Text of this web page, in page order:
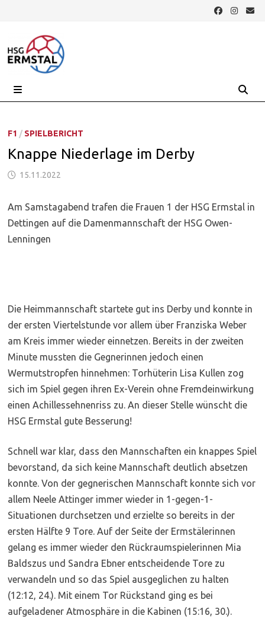
F1 / SPIELBERICHT
Knappe Niederlage im Derby
15.11.2022
Am Samstagabend trafen die Frauen 1 der HSG Ermstal in
Dettingen auf die Damenmannschaft der HSG Owen-
Lenningen
Die Heimmannschaft startete gut ins Derby und konnte in
der ersten Viertelstunde vor allem über Franziska Weber
am Kreis immer wieder einnetzen. Bereits in der zweiten
Minute mussten die Gegnerinnen jedoch einen
Wermutstropfen hinnehmen: Torhüterin Lisa Kullen zog
sich im Spiel gegen ihren Ex-Verein ohne Fremdeinwirkung
einen Achillessehnenriss zu. An dieser Stelle wünscht die
HSG Ermstal gute Besserung!
Schnell war klar, dass den Mannschaften ein knappes Spiel
bevorstand, da sich keine Mannschaft deutlich absetzen
konnte. Von der gegnerischen Mannschaft konnte sich vor
allem Neele Attinger immer wieder in 1-gegen-1-
Situationen durchsetzen und erzielte so bereits in der
ersten Hälfte 9 Tore. Auf der Seite der Ermstälerinnen
gelang es immer wieder den Rückraumspielerinnen Mia
Baldszus und Sandra Ebner entscheidende Tore zu
verwandeln und so das Spiel ausgeglichen zu halten
(12:12, 24.). Mit einem Tor Rückstand ging es bei
aufgeladener Atmosphäre in die Kabinen (15:16, 30.).